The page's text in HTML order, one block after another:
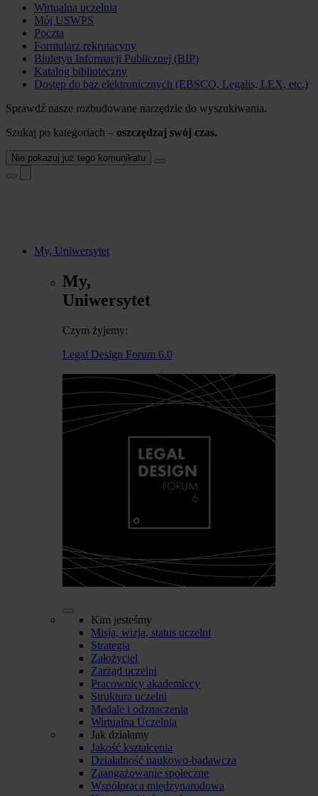
Wirtualna uczelnia
Mój USWPS
Poczta
Formularz rekrutacyny
Biuletyn Informacji Publicznej (BIP)
Katalog biblioteczny
Dostęp do baz elektronicznych (EBSCO, Legalis, LEX, etc.)
Sprawdź nasze rozbudowane narzędzie do wyszukiwania.
Szukaj po kategoriach – oszczędzaj swój czas.
Nie pokazuj już tego komunikatu
My, Uniwersytet
My,
Uniwersytet
Czym żyjemy:
Legal Design Forum 6.0
Kim jesteśmy
Misja, wizja, status uczelni
Strategia
Założyciel
Zarząd uczelni
Pracownicy akademiccy
Struktura uczelni
Medale i odznaczenia
Wirtualna Uczelnia
Jak działamy
Jakość kształcenia
Działalność naukowo-badawcza
Zaangażowanie społeczne
Współpraca międzynarodowa